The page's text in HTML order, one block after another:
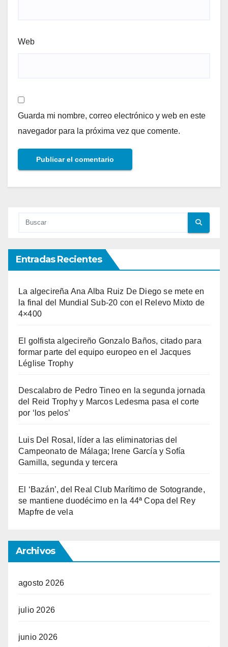
Web
Guarda mi nombre, correo electrónico y web en este
navegador para la próxima vez que comente.
Entradas Recientes
La algecireña Ana Alba Ruiz De Diego se mete en
la final del Mundial Sub-20 con el Relevo Mixto de
4×400
El golfista algecireño Gonzalo Baños, citado para
formar parte del equipo europeo en el Jacques
Léglise Trophy
Descalabro de Pedro Tineo en la segunda jornada
del Reid Trophy y Marcos Ledesma pasa el corte
por ‘los pelos’
Luis Del Rosal, líder a las eliminatorias del
Campeonato de Málaga; Irene García y Sofía
Gamilla, segunda y tercera
El ‘Bazán’, del Real Club Marítimo de Sotogrande,
se mantiene duodécimo en la 44ª Copa del Rey
Mapfre de vela
Archivos
agosto 2026
julio 2026
junio 2026